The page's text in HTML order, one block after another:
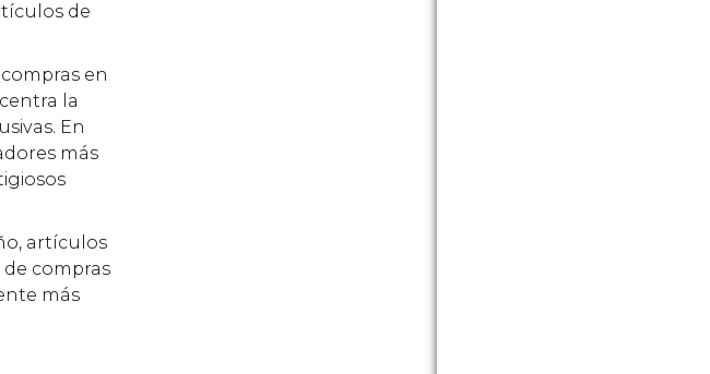
de
en
la
En
más
artículos
compras
más